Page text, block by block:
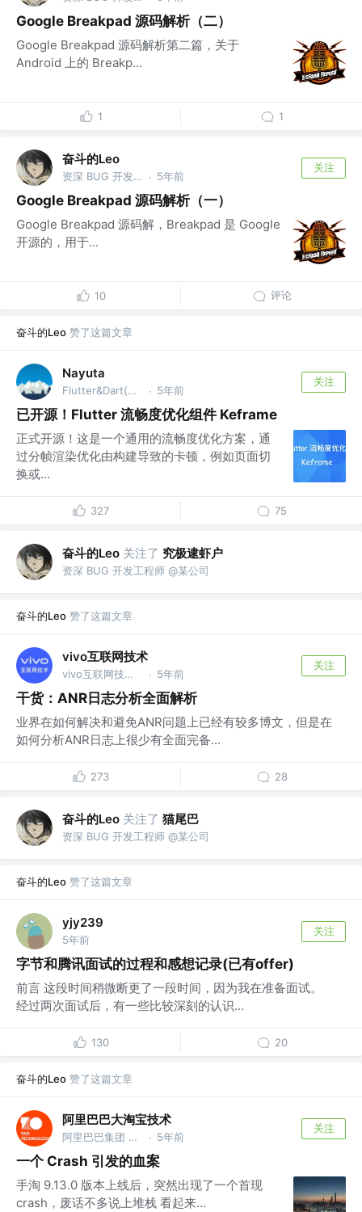
Google Breakpad 源码解析（二）
Google Breakpad 源码解析第二篇，关于
Android 上的 Breakp...
1 1
奋斗的Leo
资深 BUG 开发工程师 @某公司 · 5年前
关注
Google Breakpad 源码解析（一）
Google Breakpad 源码解，Breakpad 是 Google
开源的，用于...
10 评论
奋斗的Leo 赞了这篇文章
Nayuta
Flutter&Dart(GDE) 谷歌开发者专家 · 5年前
关注
已开源！Flutter 流畅度优化组件 Keframe
正式开源！这是一个通用的流畅度优化方案，通
过分帧渲染优化由构建导致的卡顿，例如页面切
换或...
327 75
奋斗的Leo 关注了 究极逮虾户
资深 BUG 开发工程师 @某公司
奋斗的Leo 赞了这篇文章
vivo互联网技术
vivo互联网技术 @vivo互联网 · 5年前
关注
干货：ANR日志分析全面解析
业界在如何解决和避免ANR问题上已经有较多博文，但是在
如何分析ANR日志上很少有全面完备...
273 28
奋斗的Leo 关注了 猫尾巴
资深 BUG 开发工程师 @某公司
奋斗的Leo 赞了这篇文章
yjy239
5年前
关注
字节和腾讯面试的过程和感想记录(已有offer)
前言 这段时间稍微断更了一段时间，因为我在准备面试。
经过两次面试后，有一些比较深刻的认识...
130 20
奋斗的Leo 赞了这篇文章
阿里巴巴大淘宝技术
阿里巴巴集团 @大淘宝技术，服务9亿用户，赋能各行业1000万商家，作为核心技术团队保障14次双十一购物狂欢节成功 · 5年前
关注
一个 Crash 引发的血案
手淘 9.13.0 版本上线后，突然出现了一个首现
crash，废话不多说上堆栈 看起来...